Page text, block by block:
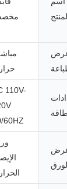
110V-
60HZ